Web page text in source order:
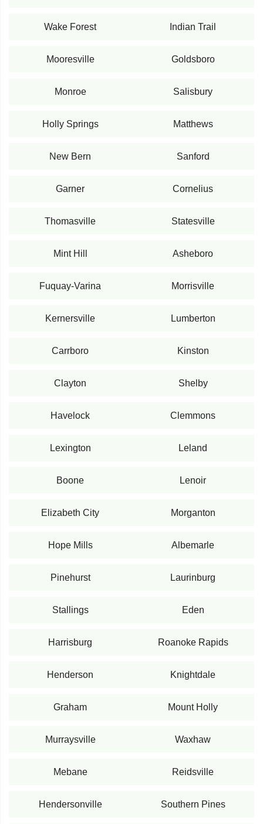
Wake Forest Indian Trail
Mooresville Goldsboro
Monroe Salisbury
Holly Springs Matthews
New Bern Sanford
Garner Cornelius
Thomasville Statesville
Mint Hill Asheboro
Fuquay-Varina Morrisville
Kernersville Lumberton
Carrboro Kinston
Clayton Shelby
Havelock Clemmons
Lexington Leland
Boone Lenoir
Elizabeth City Morganton
Hope Mills Albemarle
Pinehurst Laurinburg
Stallings Eden
Harrisburg Roanoke Rapids
Henderson Knightdale
Graham Mount Holly
Murraysville Waxhaw
Mebane Reidsville
Hendersonville Southern Pines